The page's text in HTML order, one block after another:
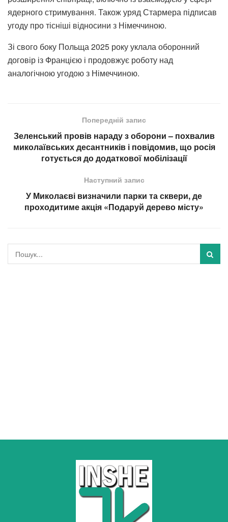
ядерного стримування. Також уряд Стармера підписав
угоду про тісніші відносини з Німеччиною.
Зі свого боку Польща 2025 року уклала оборонний
договір із Францією і продовжує роботу над
аналогічною угодою з Німеччиною.
Попередній запис
Зеленський провів нараду з оборони – похвалив
миколаївських десантників і повідомив, що росія
готується до додаткової мобілізації
Наступний запис
У Миколаєві визначили парки та сквери, де
проходитиме акція «Подаруй дерево місту»